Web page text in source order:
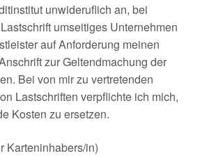
unwideruflich an, bei
umseitiges Unternehmen
auf Anforderung meinen
zur Geltendmachung der
Bei von mir zu vertretenden
Lastschriften verpflichte ich mich,
Kosten zu ersetzen.
Karteninhabers/in)